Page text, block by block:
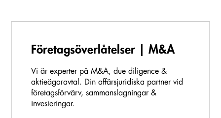
Företags­överlåtelser | M&A
Vi är experter på M&A, due diligence &
aktieägaravtal. Din affärsjuridiska partner vid
företagsförvärv, sammanslagningar &
investeringar.